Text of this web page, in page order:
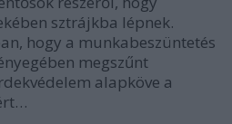
sztrájkba lépnek.
hogy a munkabeszüntetés
megszűnt
alapköve a